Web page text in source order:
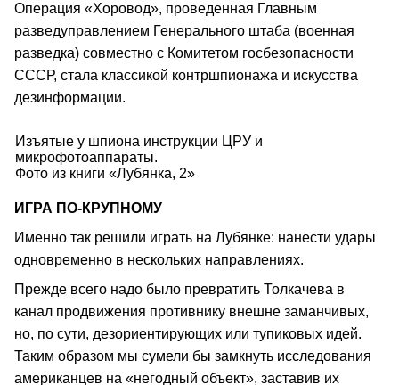
Операция «Хоровод», проведенная Главным
разведуправлением Генерального штаба (военная
разведка) совместно с Комитетом госбезопасности
СССР, стала классикой контршпионажа и искусства
дезинформации.
Изъятые у шпиона инструкции ЦРУ и
микрофотоаппараты.
Фото из книги «Лубянка, 2»
ИГРА ПО-КРУПНОМУ
Именно так решили играть на Лубянке: нанести удары
одновременно в нескольких направлениях.
Прежде всего надо было превратить Толкачева в
канал продвижения противнику внешне заманчивых,
но, по сути, дезориентирующих или тупиковых идей.
Таким образом мы сумели бы замкнуть исследования
американцев на «негодный объект», заставив их